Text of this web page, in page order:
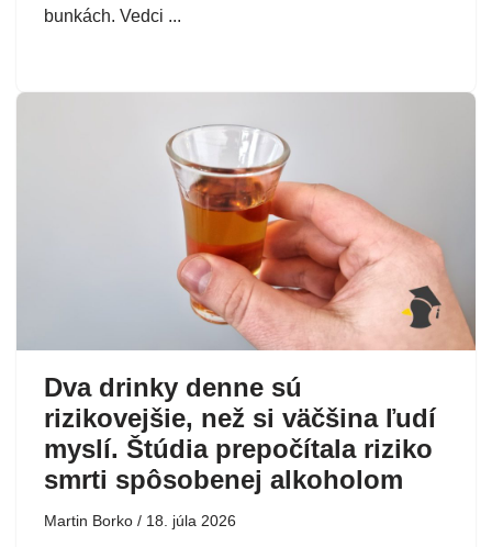
bunkách. Vedci ...
Dva drinky denne sú
rizikovejšie, než si väčšina ľudí
myslí. Štúdia prepočítala riziko
smrti spôsobenej alkoholom
Martin Borko 18. júla 2026